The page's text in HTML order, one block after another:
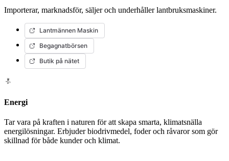
Importerar, marknadsför, säljer och underhåller lantbruksmaskiner.
Lantmännen Maskin
Begagnatbörsen
Butik på nätet
Energi
Tar vara på kraften i naturen för att skapa smarta, klimatsnälla
energilösningar. Erbjuder biodrivmedel, foder och råvaror som gör
skillnad för både kunder och klimat.